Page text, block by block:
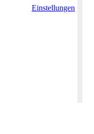
Einstellungen